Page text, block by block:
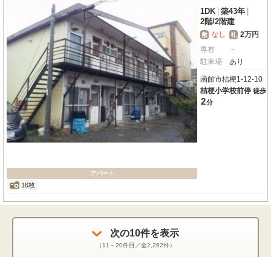
アパート
16枚
1DK 築43年
2階/2階建
敷 なし 礼 2万円
専有
－
駐車場
あり
函館市桔梗1-12-10
桔梗小学校前停 徒歩
2分
次の10件を表示
（11～20件目／全2,262件）